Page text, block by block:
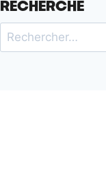
RECHERCHE